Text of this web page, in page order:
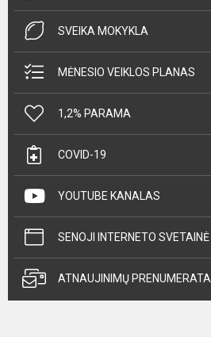
SVEIKA MOKYKLA
MĖNESIO VEIKLOS PLANAS
1,2% PARAMA
COVID-19
YOUTUBE KANALAS
SENOJI INTERNETO SVETAINĖ
ATNAUJINIMŲ PRENUMERATA